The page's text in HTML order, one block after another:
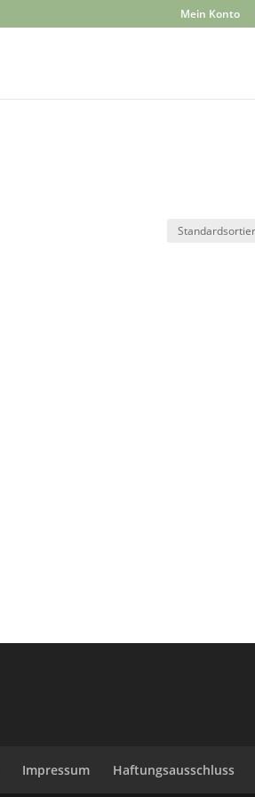
Mein Konto
Impressum Haftungsausschluss